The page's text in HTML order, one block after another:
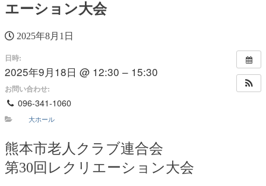
エーション大会
2025年8月1日
日時:
2025年9月18日 @ 12:30 – 15:30
お問い合わせ:
096-341-1060
大ホール
熊本市老人クラブ連合会
第30回レクリエーション大会